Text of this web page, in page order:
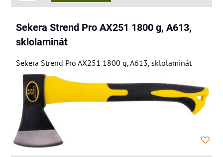
Sekera Strend Pro AX251 1800 g, A613,
sklolaminát
Sekera Strend Pro AX251 1800 g, A613, sklolaminát